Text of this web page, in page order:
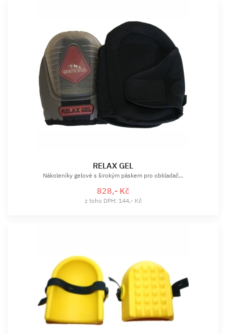
RELAX GEL
Nákoleníky gelové s širokým páskem pro obkladač...
828,- Kč
z toho DPH: 144,- Kč